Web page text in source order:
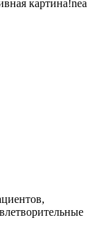
картина!nea